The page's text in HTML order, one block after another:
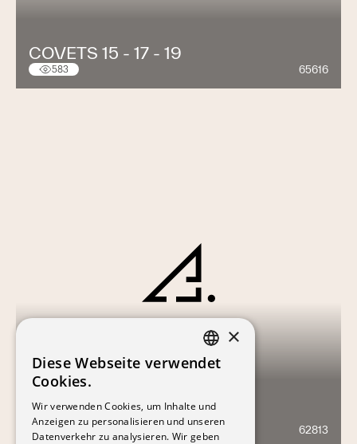
COVETS 15 - 17 - 19
583 65616
IMMEUBLE PPE ANIÈRE
478 62813
FRENCH
×
Diese Webseite verwendet
Cookies.
Wir verwenden Cookies, um Inhalte und
Anzeigen zu personalisieren und unseren
Datenverkehr zu analysieren. Wir geben